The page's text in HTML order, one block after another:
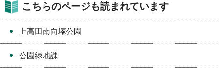
こちらのページも読まれています
上高田南向塚公園
公園緑地課